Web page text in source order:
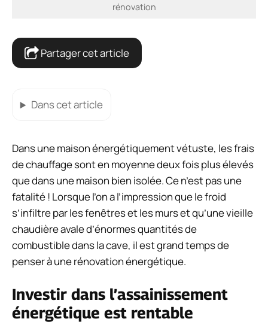
rénovation
Partager cet article
Dans cet article
Dans une maison énergétiquement vétuste, les frais
de chauffage sont en moyenne deux fois plus élevés
que dans une maison bien isolée. Ce n’est pas une
fatalité ! Lorsque l’on a l’impression que le froid
s’infiltre par les fenêtres et les murs et qu’une vieille
chaudière avale d’énormes quantités de
combustible dans la cave, il est grand temps de
penser à une rénovation énergétique.
Investir dans l’assainissement
énergétique est rentable